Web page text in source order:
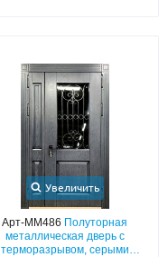
Увеличить
Арт-ММ486 Полуторная
металлическая дверь с
терморазрывом, серыми